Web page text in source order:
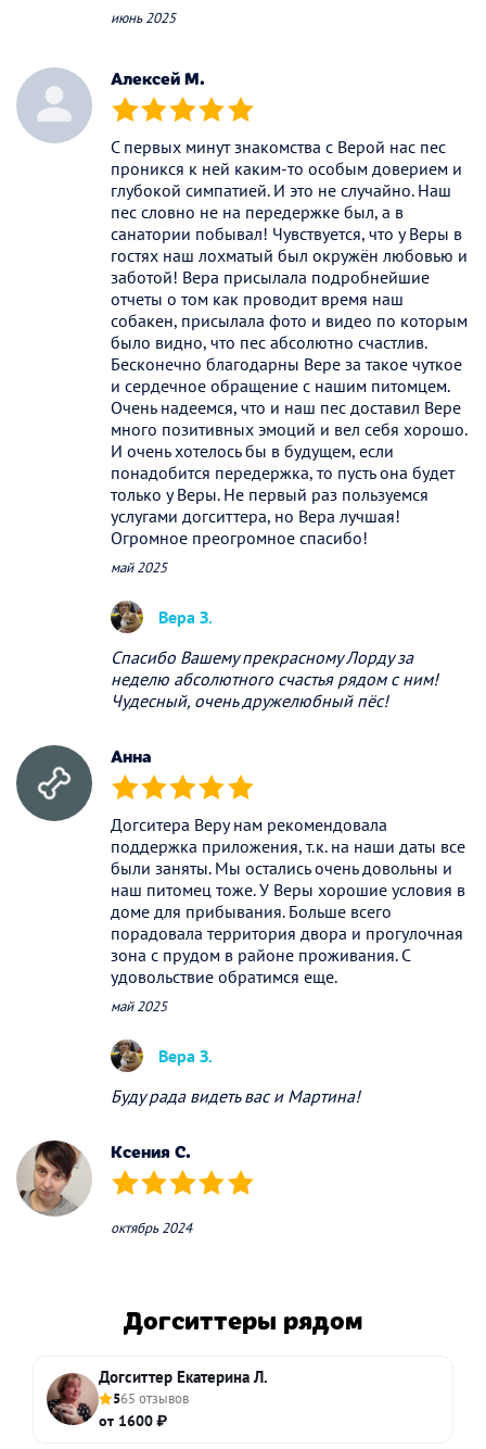
июнь 2025
Алексей М.
(*) (*) (*) (*) (*)
С первых минут знакомства с Верой нас пес
проникся к ней каким-то особым доверием и
глубокой симпатией. И это не случайно. Наш
пес словно не на передержке был, а в
санатории побывал! Чувствуется, что у Веры в
гостях наш лохматый был окружён любовью и
заботой! Вера присылала подробнейшие
отчеты о том как проводит время наш
собакен, присылала фото и видео по которым
было видно, что пес абсолютно счастлив.
Бесконечно благодарны Вере за такое чуткое
и сердечное обращение с нашим питомцем.
Очень надеемся, что и наш пес доставил Вере
много позитивных эмоций и вел себя хорошо.
И очень хотелось бы в будущем, если
понадобится передержка, то пусть она будет
только у Веры. Не первый раз пользуемся
услугами догситтера, но Вера лучшая!
Огромное преогромное спасибо!
май 2025
Вера З.
Спасибо Вашему прекрасному Лорду за
неделю абсолютного счастья рядом с ним!
Чудесный, очень дружелюбный пёс!
Анна
(*) (*) (*) (*) (*)
Догситера Веру нам рекомендовала
поддержка приложения, т.к. на наши даты все
были заняты. Мы остались очень довольны и
наш питомец тоже. У Веры хорошие условия в
доме для прибывания. Больше всего
порадовала территория двора и прогулочная
зона с прудом в районе проживания. С
удовольствие обратимся еще.
май 2025
Вера З.
Буду рада видеть вас и Мартина!
Ксения С.
(*) (*) (*) (*) (*)
октябрь 2024
Догситтеры рядом
Догситтер Екатерина Л.
565 отзывов
от 1600 ₽